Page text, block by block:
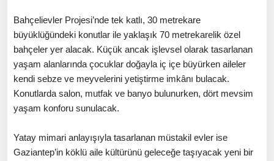
Bahçelievler Projesi’nde tek katlı, 30 metrekare
büyüklüğündeki konutlar ile yaklaşık 70 metrekarelik özel
bahçeler yer alacak. Küçük ancak işlevsel olarak tasarlanan
yaşam alanlarında çocuklar doğayla iç içe büyürken aileler
kendi sebze ve meyvelerini yetiştirme imkânı bulacak.
Konutlarda salon, mutfak ve banyo bulunurken, dört mevsim
yaşam konforu sunulacak.
Yatay mimari anlayışıyla tasarlanan müstakil evler ise
Gaziantep’in köklü aile kültürünü geleceğe taşıyacak yeni bir